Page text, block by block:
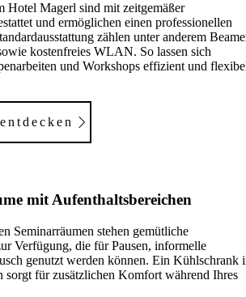
Hotel Magerl sind mit zeitgemäßer
und ermöglichen einen professionellen
zählen unter anderem
kostenfreies WLAN. So lassen sich
und Workshops effizient und
mit Aufenthaltsbereichen
Seminarräumen stehen gemütliche
Verfügung, die für Pausen, informelle
genutzt werden können. Ein Kühlschrank
sorgt für zusätzlichen Komfort während Ihres